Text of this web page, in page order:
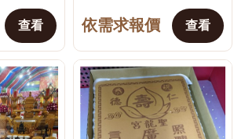
合公司
輩祝
聚會、...
查看
與吉祥的龜造型，搭配招財
進寶及祝福文字製作。適合
公司開幕、店家開工、生日
祝壽、長輩送禮、節慶...
依需求報價 查看